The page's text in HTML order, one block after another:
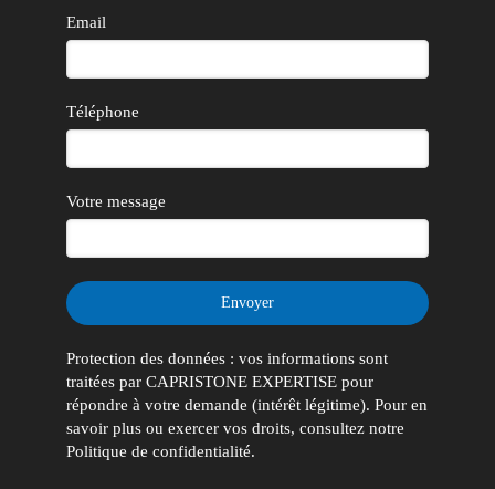
Email
Téléphone
Votre message
Envoyer
Protection des données : vos informations sont
traitées par CAPRISTONE EXPERTISE pour
répondre à votre demande (intérêt légitime). Pour en
savoir plus ou exercer vos droits, consultez notre
Politique de confidentialité.